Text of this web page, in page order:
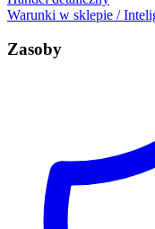
Warunki w sklepie /
Zasoby